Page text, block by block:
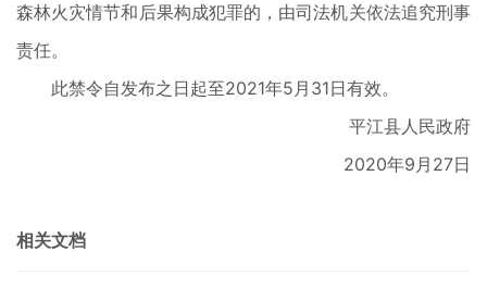
森林火灾情节和后果构成犯罪的，由司法机关依法追究刑事
责任。
此禁令自发布之日起至2021年5月31日有效。
平江县人民政府
2020年9月27日
相关文档